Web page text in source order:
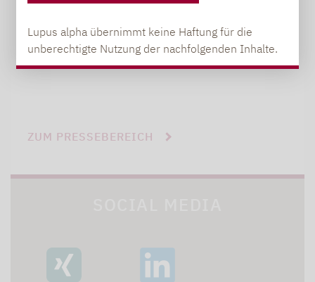
Lupus alpha übernimmt keine Haftung für die
unberechtigte Nutzung der nachfolgenden Inhalte.
ZUM PRESSEBEREICH